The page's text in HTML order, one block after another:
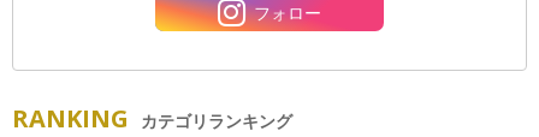
フォロー
RANKING カテゴリランキング